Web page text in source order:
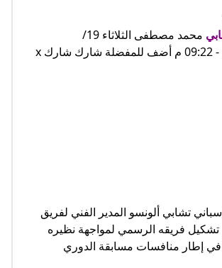
محمد مصطفى الثلاثاء 19/
أغسطس/2025 - 09:22 م أضف للمفضلة شارك شارك x
تشابي ألونسو المدير الفني لفريق
تشكيل فريقه الرسمي لمواجهة نظيره
إطار منافسات مسابقة الدوري